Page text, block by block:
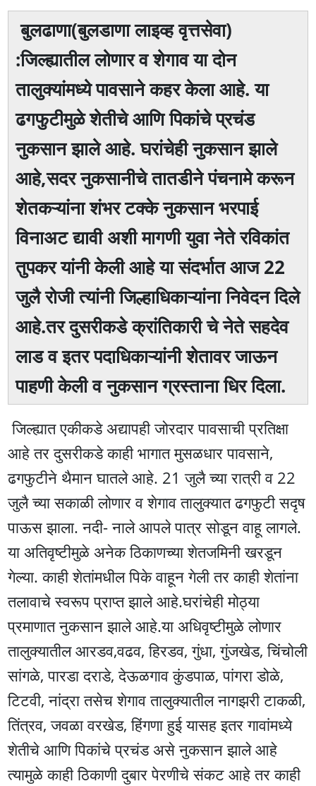
बुलढाणा(बुलडाणा लाइव्ह वृत्तसेवा)
:जिल्ह्यातील लोणार व शेगाव या दोन
तालुक्यांमध्ये पावसाने कहर केला आहे. या
ढगफुटीमुळे शेतीचे आणि पिकांचे प्रचंड
नुकसान झाले आहे. घरांचेही नुकसान झाले
आहे,सदर नुकसानीचे तातडीने पंचनामे करून
शेतकऱ्यांना शंभर टक्के नुकसान भरपाई
विनाअट द्यावी अशी मागणी युवा नेते रविकांत
तुपकर यांनी केली आहे या संदर्भात आज 22
जुलै रोजी त्यांनी जिल्हाधिकाऱ्यांना निवेदन दिले
आहे.तर दुसरीकडे क्रांतिकारी चे नेते सहदेव
लाड व इतर पदाधिकाऱ्यांनी शेतावर जाऊन
पाहणी केली व नुकसान ग्रस्ताना धिर दिला.
जिल्ह्यात एकीकडे अद्यापही जोरदार पावसाची प्रतिक्षा
आहे तर दुसरीकडे काही भागात मुसळधार पावसाने,
ढगफुटीने थैमान घातले आहे. 21 जुलै च्या रात्री व 22
जुलै च्या सकाळी लोणार व शेगाव तालुक्यात ढगफुटी सदृष
पाऊस झाला. नदी- नाले आपले पात्र सोडून वाहू लागले.
या अतिवृष्टीमुळे अनेक ठिकाणच्या शेतजमिनी खरडून
गेल्या. काही शेतांमधील पिके वाहून गेली तर काही शेतांना
तलावाचे स्वरूप प्राप्त झाले आहे.घरांचेही मोठ्या
प्रमाणात नुकसान झाले आहे.या अधिवृष्टीमुळे लोणार
तालुक्यातील आरडव,वढव, हिरडव, गुंधा, गुंजखेड, चिंचोली
सांगळे, पारडा दराडे, देऊळगाव कुंडपाळ, पांगरा डोळे,
टिटवी, नांद्रा तसेच शेगाव तालुक्यातील नागझरी टाकळी,
तिंत्रव, जवळा वरखेड, हिंगणा हुई यासह इतर गावांमध्ये
शेतीचे आणि पिकांचे प्रचंड असे नुकसान झाले आहे
त्यामुळे काही ठिकाणी दुबार पेरणीचे संकट आहे तर काही